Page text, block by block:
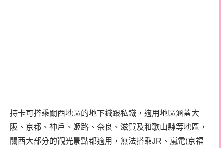
持卡可搭乘關西地區的地下鐵跟私鐵，適用地區涵蓋大
阪、京都、神戶、姬路、奈良、滋賀及和歌山縣等地區，
關西大部分的觀光景點都適用，無法搭乘JR、嵐電(京福